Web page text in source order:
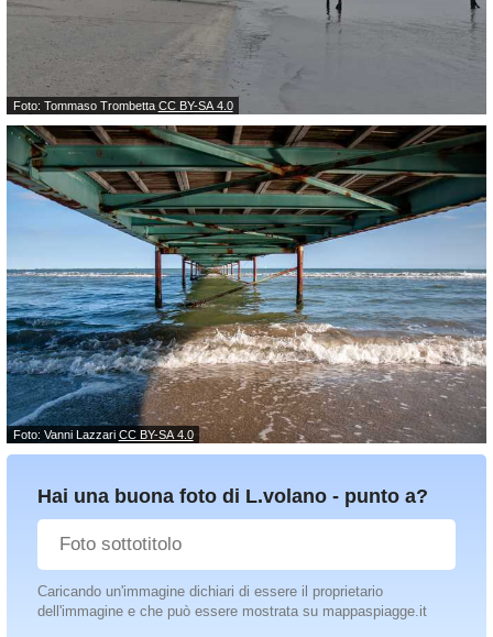
Foto: Tommaso Trombetta CC BY-SA 4.0
Foto: Vanni Lazzari CC BY-SA 4.0
Hai una buona foto di L.volano - punto a?
Caricando un'immagine dichiari di essere il proprietario
dell'immagine e che può essere mostrata su mappaspiagge.it